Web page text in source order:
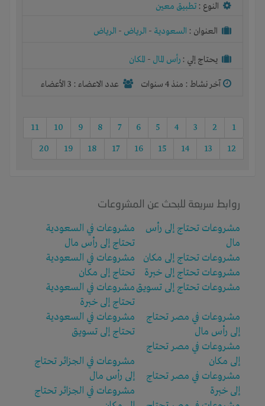
النوع : تطبيق معين
العنوان : السعودية - الرياض - الرياض
يحتاج إلي : رأس المال - المكان
آخر نشاط : منذ 4 سنوات عدد الاعضاء : 3 الأعضاء
1
2
3
4
5
6
7
8
9
10
11
12
13
14
15
16
17
18
19
20
روابط سريعة للبحث عن المشروعات
مشروعات تحتاج إلى رأس
مال
مشروعات تحتاج إلى مكان
مشروعات تحتاج إلى خبرة
مشروعات تحتاج إلى تسويق
مشروعات في مصر تحتاج
إلى رأس مال
مشروعات في مصر تحتاج
إلى مكان
مشروعات في مصر تحتاج
إلى خبرة
مشروعات في السعودية
تحتاج إلى رأس مال
مشروعات في السعودية
تحتاج إلى مكان
مشروعات في السعودية
تحتاج إلى خبرة
مشروعات في السعودية
تحتاج إلى تسويق
مشروعات في الجزائر تحتاج
إلى رأس مال
مشروعات في الجزائر تحتاج